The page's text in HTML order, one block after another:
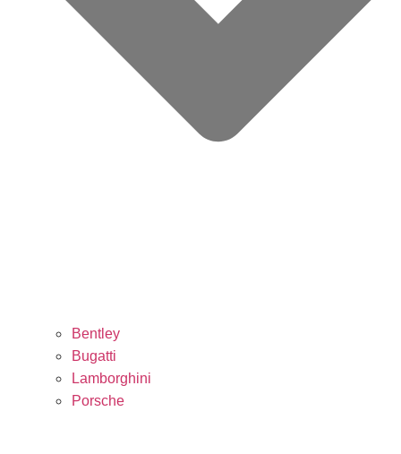
Bentley
Bugatti
Lamborghini
Porsche